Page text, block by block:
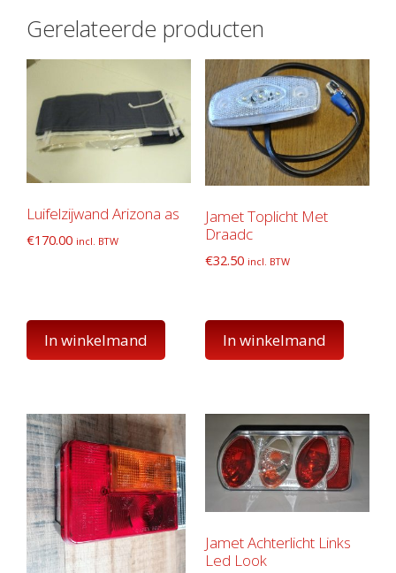
Gerelateerde producten
Luifelzijwand Arizona as
€170.00 incl. BTW
In winkelmand
Jamet Toplicht Met
Draadc
€32.50 incl. BTW
In winkelmand
Jamet Achterlicht Links
Led Look